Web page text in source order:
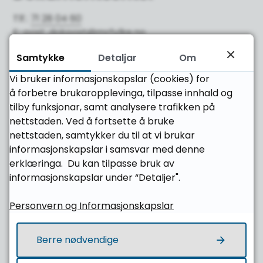
Tlf.:
71 28 04 60
E-post:dokpost@mrfylke.no
Saksbehandlar (tilsegn)
Veglister
I Møre og Romsdal fylkeskommune er det ein
saksbehandlar for sakar som høyrer til veglistene.
Saksbehandlar: Malin Myrseth
Tlf.:71 28 04 36
Samtykke Detaljar
Om
Vi bruker informasjonskapslar (cookies) for
å forbetre brukaropplevinga, tilpasse innhald og
tilby funksjonar, samt analysere trafikken på
nettstaden. Ved å fortsette å bruke
nettstaden, samtykker du til at vi brukar
informasjonskapslar i samsvar med denne
erklæringa. Du kan tilpasse bruk av
informasjonskapslar under “Detaljer".
Personvern og Informasjonskapslar
Berre nødvendige